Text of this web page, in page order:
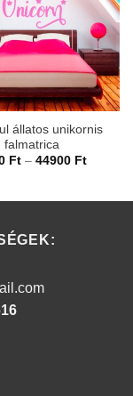
állatos unikornis
falmatrica
Ft – 44900 Ft